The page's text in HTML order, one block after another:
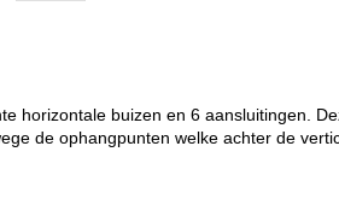
horizontale buizen en 6 aansluitingen.
de ophangpunten welke achter de